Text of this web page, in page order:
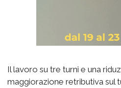
Il lavoro su tre turni e una
maggiorazione retributiva sul